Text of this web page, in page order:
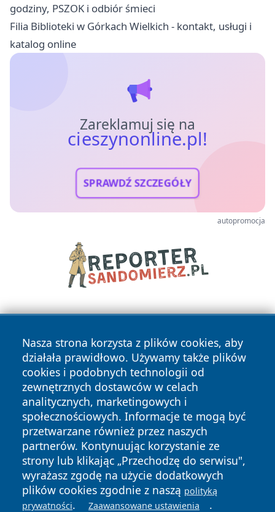
godziny, PSZOK i odbiór śmieci
Filia Biblioteki w Górkach Wielkich - kontakt, usługi i
katalog online
Zareklamuj się na
cieszynonline.pl!
SPRAWDŹ SZCZEGÓŁY
autopromocja
Nasza strona korzysta z plików cookies, aby
działała prawidłowo. Używamy także plików
cookies i podobnych technologii od
zewnętrznych dostawców w celach
analitycznych, marketingowych i
społecznościowych. Informacje te mogą być
przetwarzane również przez naszych
partnerów. Kontynuując korzystanie ze
strony lub klikając „Przechodzę do serwisu",
wyrażasz zgodę na użycie dodatkowych
plików cookies zgodnie z naszą polityką
prywatności. Zaawansowane ustawienia .
Copyright © 2026 cieszynonline.pl Wszystkie prawa
zastrzeżone.
News Autorzy
Polityka
Prywatności
Polityka
Cookies